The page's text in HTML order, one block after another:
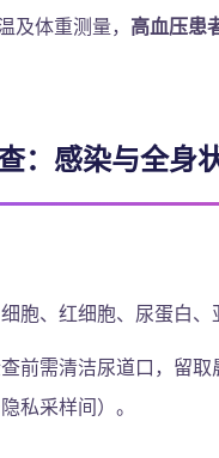
及体重测量， 高血压患
：感染与全身
胞、红细胞、尿蛋白
前需清洁尿道口，留
私采样间）。